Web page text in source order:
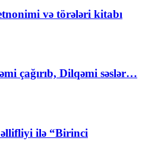
və törələri kitabı
çağırıb, Dilqəmi səslər…
ilə “Birinci